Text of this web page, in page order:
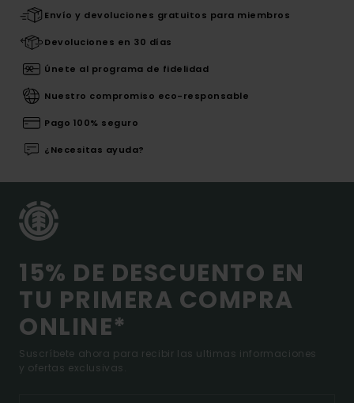
Envío y devoluciones gratuitos para miembros
Devoluciones en 30 días
Únete al programa de fidelidad
Nuestro compromiso eco-responsable
Pago 100% seguro
¿Necesitas ayuda?
15% DE DESCUENTO EN
TU PRIMERA COMPRA
ONLINE*
Suscríbete ahora para recibir las ultimas informaciones
y ofertas exclusivas.